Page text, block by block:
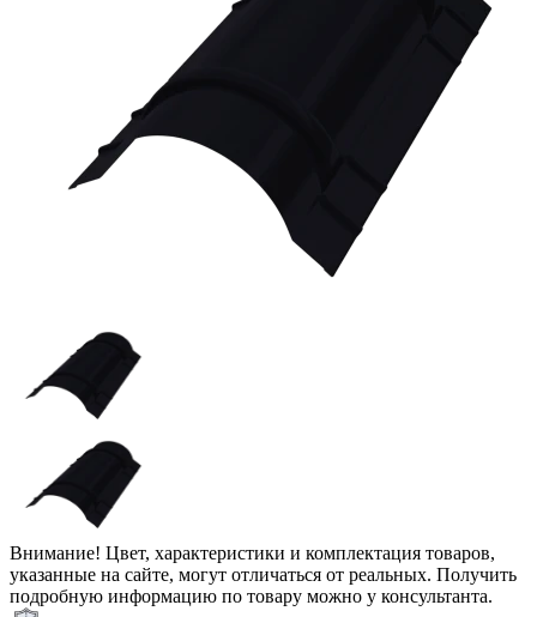
Внимание! Цвет, характеристики и комплектация товаров,
указанные на сайте, могут отличаться от реальных. Получить
подробную информацию по товару можно у консультанта.